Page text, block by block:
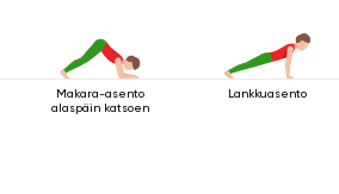
Makara-asento
alaspäin katsoen
Lankkuasento